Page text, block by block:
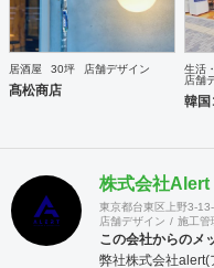
タイトです。 現
様も『やっぱりこ
い上げ、最終的に
大切にしています
居酒屋 30坪 店舗デザイン
髙松商店
生活
店舗
韓
株式会社Alert
東京都台東区上野3-
店舗デザイン
施工管
この会社からのメ
弊社株式会社alert(